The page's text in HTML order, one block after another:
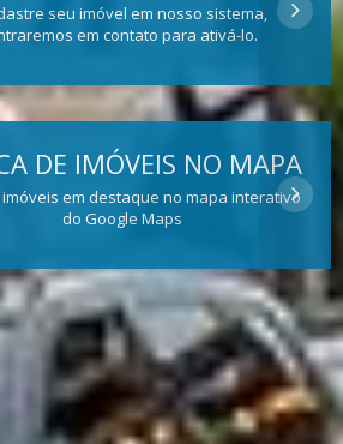
seu imóvel em nosso sistema,
em contato para ativá-lo.
DE IMÓVEIS NO MAPA
em destaque no mapa interativo
do Google Maps